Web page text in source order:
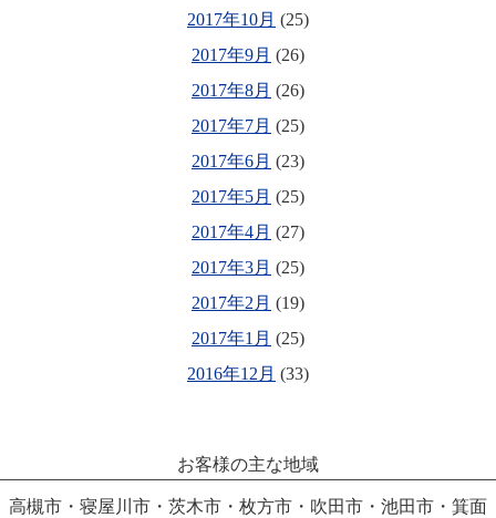
2017年10月 (25)
2017年9月 (26)
2017年8月 (26)
2017年7月 (25)
2017年6月 (23)
2017年5月 (25)
2017年4月 (27)
2017年3月 (25)
2017年2月 (19)
2017年1月 (25)
2016年12月 (33)
お客様の主な地域
高槻市・寝屋川市・茨木市・枚方市・吹田市・池田市・箕面